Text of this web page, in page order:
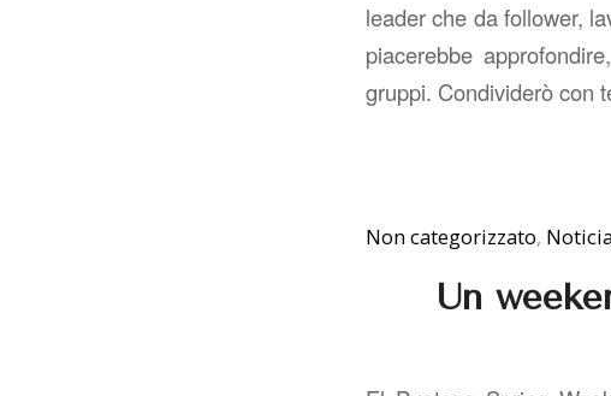
leader che da follower,
piacerebbe
gruppi. Condividerò con
Non categorizzato,
Un